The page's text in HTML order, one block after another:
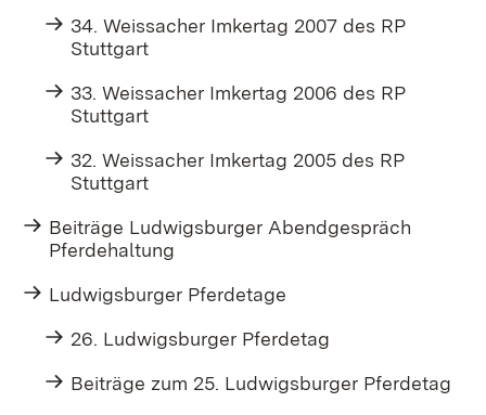
34. Weissacher Imkertag 2007 des RP
Stuttgart
33. Weissacher Imkertag 2006 des RP
Stuttgart
32. Weissacher Imkertag 2005 des RP
Stuttgart
Beiträge Ludwigsburger Abendgespräch
Pferdehaltung
Ludwigsburger Pferdetage
26. Ludwigsburger Pferdetag
Beiträge zum 25. Ludwigsburger Pferdetag